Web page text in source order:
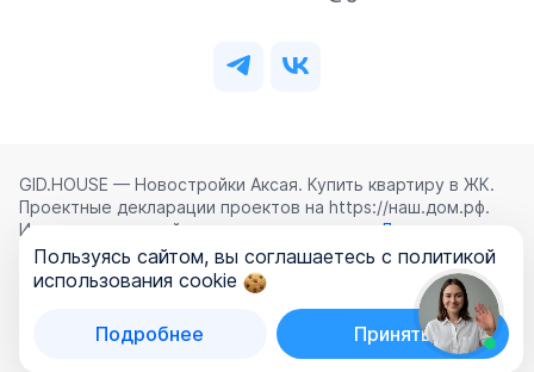
GID.HOUSE — Новостройки Аксая. Купить квартиру в ЖК.
Проектные декларации проектов на https://наш.дом.рф.
Использование сайта означает согласие с
Лицензионным
соглашением ,Политикой конфиденциальностии
Политикой обработки персональных данных
ООО «ГИД.ХАУЗ»
Пользуясь сайтом, вы соглашаетесь с политикой
использования cookie
Подробнее Принять